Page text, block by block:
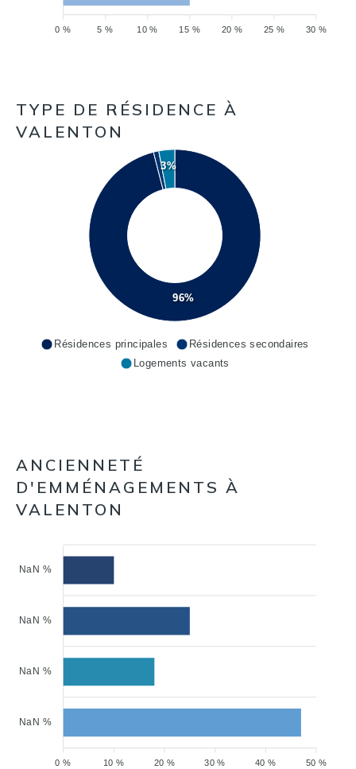
30 %
25 %
20 %
15 %
10 %
5 %
0 %
TYPE DE RÉSIDENCE À
VALENTON
96%
3%
Résidences principales
Résidences secondaires
Logements vacants
ANCIENNETÉ
D'EMMÉNAGEMENTS À
VALENTON
NaN %
NaN %
NaN %
NaN %
50 %
40 %
30 %
20 %
10 %
0 %